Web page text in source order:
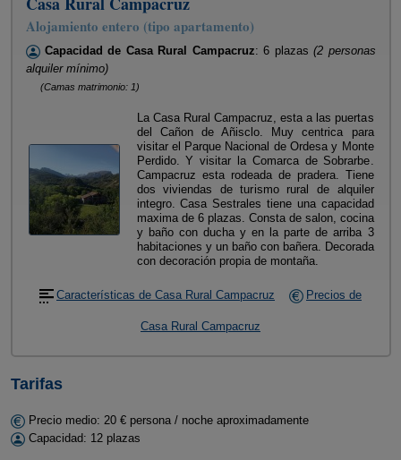
Alojamiento entero (tipo apartamento)
Capacidad de Casa Rural Campacruz: 6 plazas(2 personas
alquiler mínimo)
(Camas matrimonio: 1)
La Casa Rural Campacruz, esta a las puertas
del Cañon de Añisclo. Muy centrica para
visitar el Parque Nacional de Ordesa y Monte
Perdido. Y visitar la Comarca de Sobrarbe.
Campacruz esta rodeada de pradera. Tiene
dos viviendas de turismo rural de alquiler
integro. Casa Sestrales tiene una capacidad
maxima de 6 plazas. Consta de salon, cocina
y baño con ducha y en la parte de arriba 3
habitaciones y un baño con bañera. Decorada
con decoración propia de montaña.
Características de Casa Rural Campacruz Precios de
Casa Rural Campacruz
Tarifas
Precio medio: 20 € persona / noche aproximadamente
Capacidad: 12 plazas